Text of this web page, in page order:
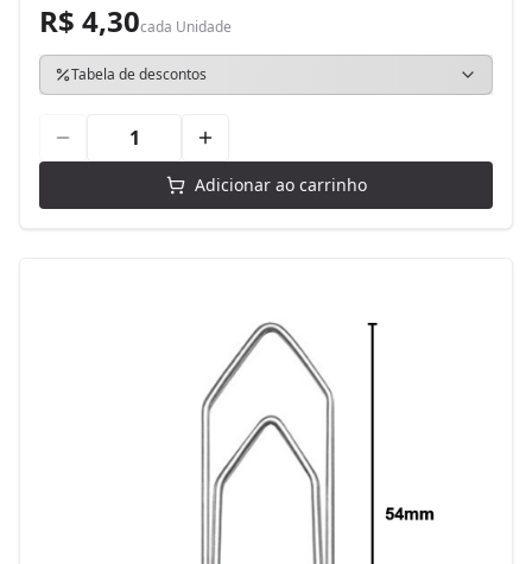
R$ 4,30cada Unidade
Tabela de descontos
Adicionar ao carrinho